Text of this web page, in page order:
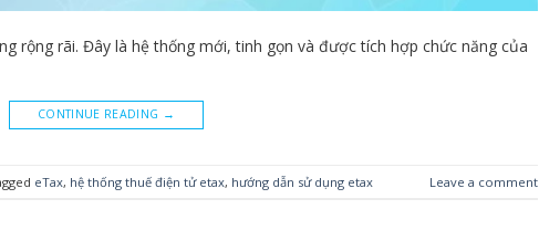
rộng rãi. Đây là hệ thống mới, tinh gọn và được tích hợp chức năng của
CONTINUE READING →
eTax, hệ thống thuế điện tử etax, hướng dẫn sử dụng etax Leave a comment